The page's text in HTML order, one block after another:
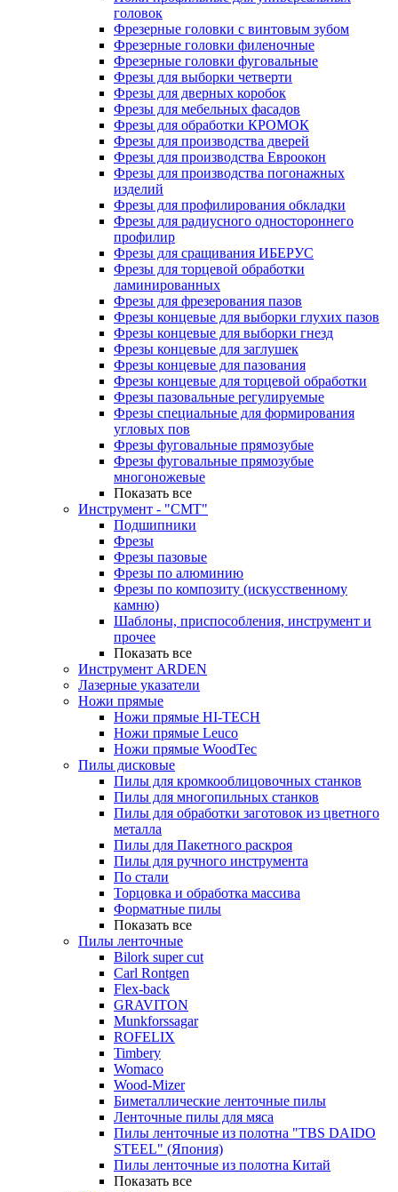
головок
Фрезерные головки с винтовым зубом
Фрезерные головки филеночные
Фрезерные головки фуговальные
Фрезы для выборки четверти
Фрезы для дверных коробок
Фрезы для мебельных фасадов
Фрезы для обработки КРОМОК
Фрезы для производства дверей
Фрезы для производства Евроокон
Фрезы для производства погонажных
изделий
Фрезы для профилирования обкладки
Фрезы для радиусного одностороннего
профилир
Фрезы для сращивания ИБЕРУС
Фрезы для торцевой обработки
ламинированных
Фрезы для фрезерования пазов
Фрезы концевые для выборки глухих пазов
Фрезы концевые для выборки гнезд
Фрезы концевые для заглушек
Фрезы концевые для пазования
Фрезы концевые для торцевой обработки
Фрезы пазовальные регулируемые
Фрезы специальные для формирования
угловых пов
Фрезы фуговальные прямозубые
Фрезы фуговальные прямозубые
многоножевые
Показать все
Инструмент - "СМТ"
Подшипники
Фрезы
Фрезы пазовые
Фрезы по алюминию
Фрезы по композиту (искусственному
камню)
Шаблоны, приспособления, инструмент и
прочее
Показать все
Инструмент ARDEN
Лазерные указатели
Ножи прямые
Ножи прямые HI-TECH
Ножи прямые Leuco
Ножи прямые WoodTec
Пилы дисковые
Пилы для кромкооблицовочных станков
Пилы для многопильных станков
Пилы для обработки заготовок из цветного
металла
Пилы для Пакетного раскроя
Пилы для ручного инструмента
По стали
Торцовка и обработка массива
Форматные пилы
Показать все
Пилы ленточные
Bilork super cut
Carl Rontgen
Flex-back
GRAVITON
Munkforssagar
ROFELIX
Timbery
Womaco
Wood-Mizer
Биметаллические ленточные пилы
Ленточные пилы для мяса
Пилы ленточные из полотна "TBS DAIDO
STEEL" (Япония)
Пилы ленточные из полотна Китай
Показать все